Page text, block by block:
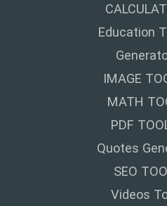
Education
IMAGE
MATH
PDF
Quotes
SEO
Videos